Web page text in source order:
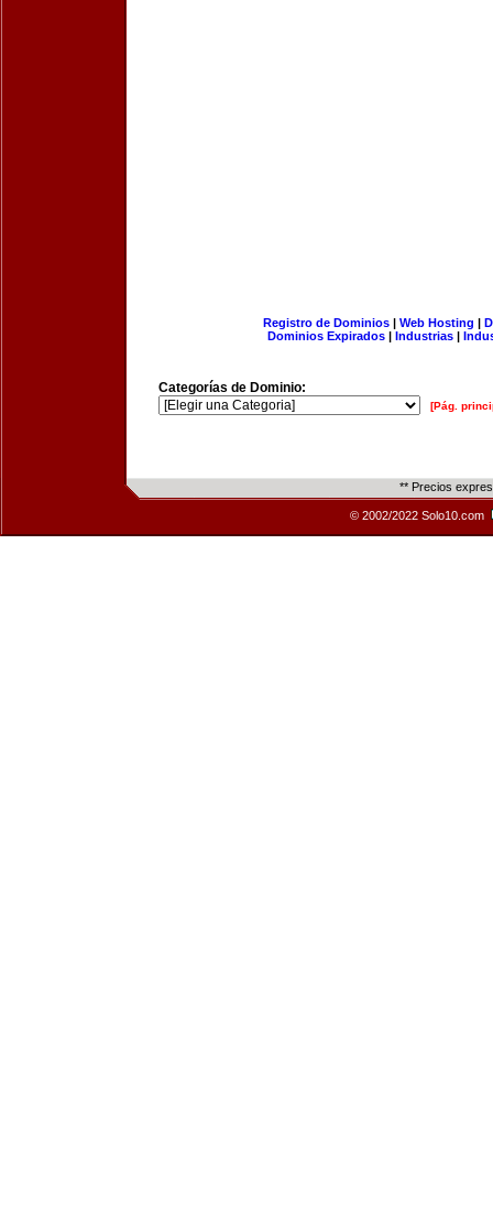
Registro de Dominios| Web Hosting |
Dominios Expirados | Industrias |
Categorías de Dominio:
[Pág.
** Precios
© 2002/2022 Solo10.com